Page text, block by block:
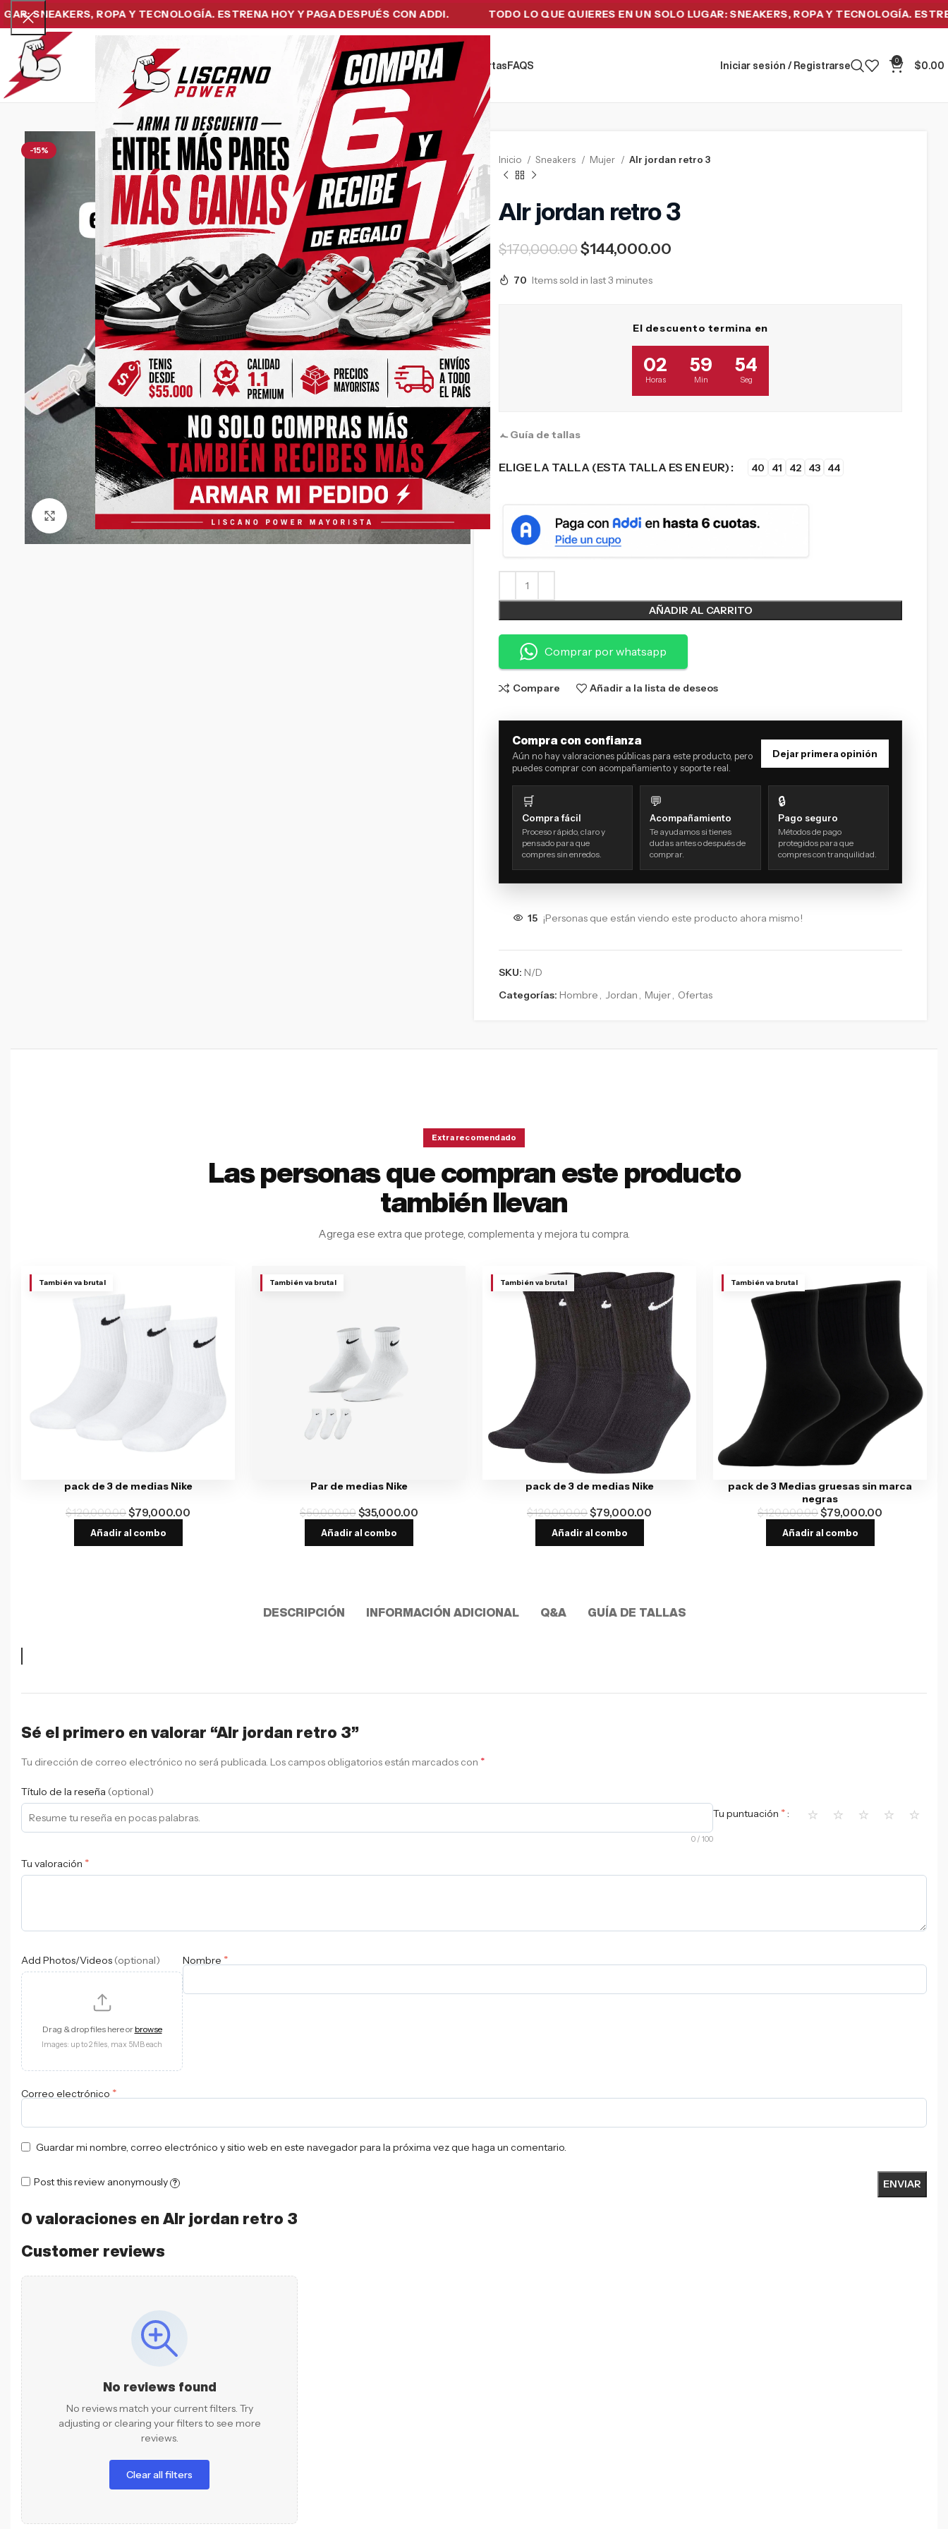
ROPA Y TECNOLOGÍA. ESTRENA HOY Y PAGA DESPUÉS CON ADDI. TODO LO QUE QUIERES EN UN SOLO LUGAR: SNEAKERS, ROPA Y TECNOLOGÍA. ESTRENA
Home SneakersTecnologíaRopa de Hombre Ofertas FAQ´S Iniciar sesión / Registrarse
0
$0.00
-15%
Click to enlarge
Inicio Sneakers Mujer AIr jordan retro 3
AIr jordan retro 3
$170,000.00$144,000.00
70 Items sold in last 3 minutes
El descuento termina en
02
Horas
59
Min
52
Seg
Guía de tallas
ELIGE LA TALLA (ESTA TALLA ES EN EUR) 40 41 42 43 44
AÑADIR AL CARRITO
Comprar por whatsapp
Compare Añadir a la lista de deseos
Compra con confianza
Aún no hay valoraciones públicas para este producto, pero
puedes comprar con acompañamiento y soporte real.
Dejar primera opinión
🛒
Compra fácil
Proceso rápido, claro y
pensado para que
compres sin enredos.
💬
Acompañamiento
Te ayudamos si tienes
dudas antes o después de
comprar.
🔒
Pago seguro
Métodos de pago
protegidos para que
compres con tranquilidad.
15 ¡Personas que están viendo este producto ahora mismo!
SKU: N/D
Categorías: Hombre , Jordan , Mujer, Ofertas
Extra recomendado
Las personas que compran este producto
también llevan
Agrega ese extra que protege, complementa y mejora tu compra.
También va brutal
pack de 3 de medias Nike
$120,000.00$79,000.00
Añadir al combo
También va brutal
Par de medias Nike
$50,000.00$35,000.00
Añadir al combo
También va brutal
pack de 3 de medias Nike
$120,000.00$79,000.00
Añadir al combo
También va brutal
pack de 3 Medias gruesas sin marca
negras
$120,000.00$79,000.00
Añadir al combo
DESCRIPCIÓN INFORMACIÓN ADICIONAL Q&A GUÍA DE TALLAS
0 valoraciones en AIr jordan retro 3
Customer reviews
No reviews found
No reviews match your current filters. Try
adjusting or clearing your filters to see more
reviews.
Clear all filters
Sé el primero en valorar “AIr jordan retro 3”
Tu dirección de correo electrónico no será publicada. Los campos obligatorios están marcados con *
Título de la reseña (optional)
0 / 100
Tu puntuación * ⭐ ⭐ ⭐ ⭐ ⭐
Tu valoración *
Add Photos/Videos (optional)
Drag & drop files here or browse
Images: up to 2 files, max 5MB each
Nombre *
Correo electrónico *
Guardar mi nombre, correo electrónico y sitio web en este navegador para la próxima vez que haga un comentario.
Post this review anonymously ?